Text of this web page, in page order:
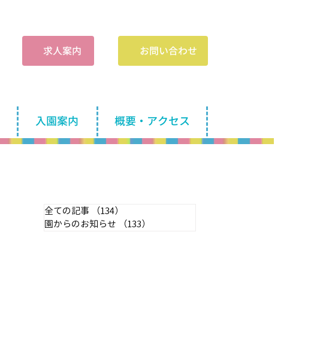
​求人案内 お問い合わせ
入園案内 概要・アクセス
全ての記事 （134）
園からのお知らせ
（133）